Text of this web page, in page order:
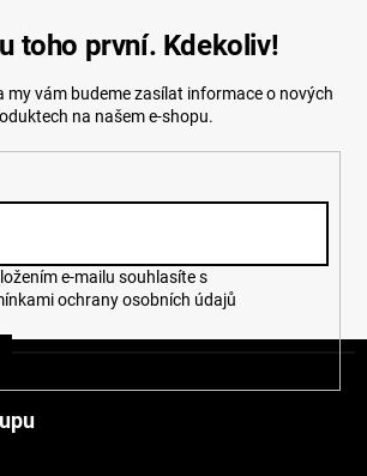
toho první. Kdekoliv!
my vám budeme zasílat informace o nových
na našem e-shopu.
ochrany osobních údajů